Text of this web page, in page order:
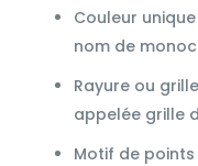
Couleur
nom de
Rayure ou
appelée grille
Motif de